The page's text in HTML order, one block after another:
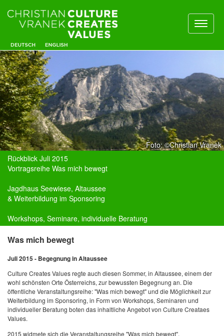
Foto: ©Christian Vranek
Rückblick Juli 2015
Vortragsreihe Was mich bewegt
Jagdhaus Seewiese, Altaussee
& Weiterbildung im Sponsoring
Workshops, Seminare, individuelle Beratung
Was mich bewegt
Juli 2015 - Begegnung in Altaussee
Culture Creates Values regte auch diesen Sommer, in Altaussee, einem der
wohl schönsten Orte Österreichs, zur bewussten Begegnung an. Die
öffentliche Veranstaltungsreihe: "Was mich bewegt" und die Möglichkeit zur
Weiterbildung im Sponsoring, in Form von Workshops, Seminaren und
individueller Beratung boten das inhaltliche Angebot von Culture Creataes
Values.
2015 widmete sich die Veranstaltungsreihe "Was mich bewegt",